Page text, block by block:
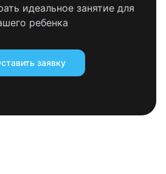
идеальное занятие для
ребенка
заявку